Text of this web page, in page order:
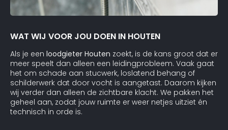
WAT WIJ VOOR JOU DOEN IN HOUTEN
Als je een loodgieter Houten zoekt, is de kans groot dat er
meer speelt dan alleen een leidingprobleem. Vaak gaat
het om schade aan stucwerk, loslatend behang of
schilderwerk dat door vocht is aangetast. Daarom kijken
wij verder dan alleen de zichtbare klacht. We pakken het
geheel aan, zodat jouw ruimte er weer netjes uitziet én
technisch in orde is.